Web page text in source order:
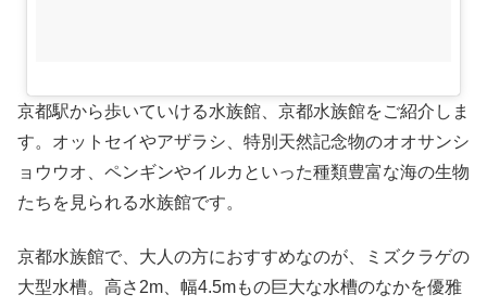
京都駅から歩いていける水族館、京都水族館をご紹介しま
す。オットセイやアザラシ、特別天然記念物のオオサンシ
ョウウオ、ペンギンやイルカといった種類豊富な海の生物
たちを見られる水族館です。
京都水族館で、大人の方におすすめなのが、ミズクラゲの
大型水槽。高さ2m、幅4.5mもの巨大な水槽のなかを優雅